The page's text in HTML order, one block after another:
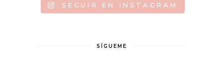
SEGUIR EN INSTAGRAM
SÍGUEME